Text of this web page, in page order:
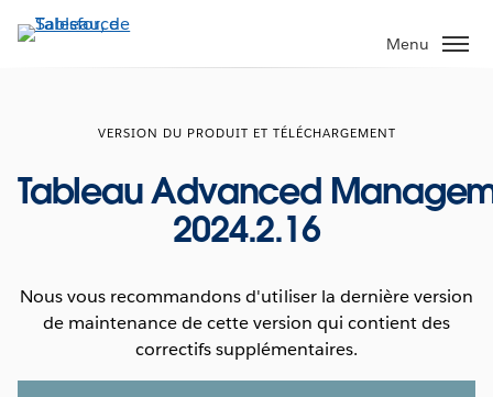
Aller
au
Menu
VERSION DU PRODUIT ET TÉLÉCHARGEMENT
Tableau Advanced
2024.2.16
Nous vous recommandons d'utiliser la dernière version
de maintenance de cette version qui contient des
correctifs supplémentaires.